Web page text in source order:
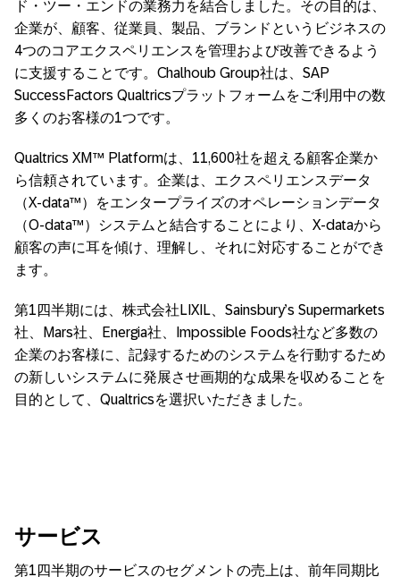
ド・ツー・エンドの業務力を結合しました。その目的は、
企業が、顧客、従業員、製品、ブランドというビジネスの
4つのコアエクスペリエンスを管理および改善できるよう
に支援することです。Chalhoub Group社は、SAP
SuccessFactors Qualtricsプラットフォームをご利用中の数
多くのお客様の1つです。
Qualtrics XM™ Platformは、11,600社を超える顧客企業か
ら信頼されています。企業は、エクスペリエンスデータ
（X-data™）をエンタープライズのオペレーションデータ
（O-data™）システムと結合することにより、X-dataから
顧客の声に耳を傾け、理解し、それに対応することができ
ます。
第1四半期には、株式会社LIXIL、Sainsbury’s Supermarkets
社、Mars社、Energia社、Impossible Foods社など多数の
企業のお客様に、記録するためのシステムを行動するため
の新しいシステムに発展させ画期的な成果を収めることを
目的として、Qualtricsを選択いただきました。
サービス
第1四半期のサービスのセグメントの売上は、前年同期比